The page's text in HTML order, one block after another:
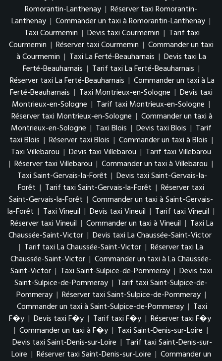
Romorantin-Lanthenay | Réserver taxi Romorantin-
Lanthenay | Commander un taxi à Romorantin-Lanthenay |
Taxi Courmemin | Devis taxi Courmemin | Tarif taxi
Courmemin | Réserver taxi Courmemin | Commander un taxi
à Courmemin | Taxi La Ferté-Beauharnais | Devis taxi La
Ferté-Beauharnais | Tarif taxi La Ferté-Beauharnais |
Réserver taxi La Ferté-Beauharnais | Commander un taxi à La
Ferté-Beauharnais | Taxi Montrieux-en-Sologne | Devis taxi
Montrieux-en-Sologne | Tarif taxi Montrieux-en-Sologne |
Réserver taxi Montrieux-en-Sologne | Commander un taxi à
Montrieux-en-Sologne | Taxi Blois | Devis taxi Blois | Tarif
taxi Blois | Réserver taxi Blois | Commander un taxi à Blois |
Taxi Villebarou | Devis taxi Villebarou | Tarif taxi Villebarou
| Réserver taxi Villebarou | Commander un taxi à Villebarou |
Taxi Saint-Gervais-la-Forêt | Devis taxi Saint-Gervais-la-
Forêt | Tarif taxi Saint-Gervais-la-Forêt | Réserver taxi
Saint-Gervais-la-Forêt | Commander un taxi à Saint-Gervais-
la-Forêt | Taxi Vineuil | Devis taxi Vineuil | Tarif taxi Vineuil |
Réserver taxi Vineuil | Commander un taxi à Vineuil | Taxi La
Chaussée-Saint-Victor | Devis taxi La Chaussée-Saint-Victor
| Tarif taxi La Chaussée-Saint-Victor | Réserver taxi La
Chaussée-Saint-Victor | Commander un taxi à La Chaussée-
Saint-Victor | Taxi Saint-Sulpice-de-Pommeray | Devis taxi
Saint-Sulpice-de-Pommeray | Tarif taxi Saint-Sulpice-de-
Pommeray | Réserver taxi Saint-Sulpice-de-Pommeray |
Commander un taxi à Saint-Sulpice-de-Pommeray | Taxi
F�y | Devis taxi F�y | Tarif taxi F�y | Réserver taxi F�y
| Commander un taxi à F�y | Taxi Saint-Denis-sur-Loire |
Devis taxi Saint-Denis-sur-Loire | Tarif taxi Saint-Denis-sur-
Loire | Réserver taxi Saint-Denis-sur-Loire | Commander un